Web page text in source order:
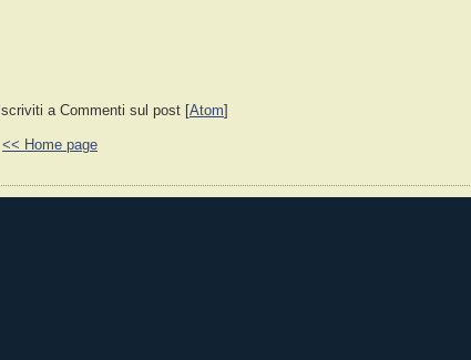
Iscriviti a Commenti sul post [ Atom
<< Home page